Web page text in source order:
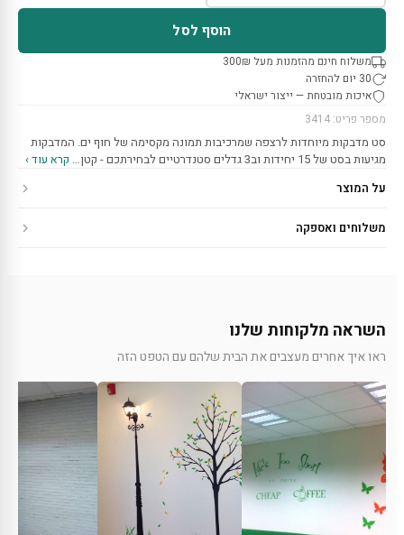
הוסף לסל
משלוח חינם מהזמנות מעל 300₪
30 יום להחזרה
איכות מובטחת — ייצור ישראלי
מספר פריט: 3414
סט מדבקות מיוחדות לרצפה שמרכיבות תמונה מקסימה של חוף ים. המדבקות
מגיעות בסט של 15 יחידות וב3 גדלים סטנדרטיים לבחירתכם - קטן…
קרא עוד ›
על המוצר
משלוחים ואספקה
השראה מלקוחות שלנו
ראו איך אחרים מעצבים את הבית שלהם עם הטפט הזה